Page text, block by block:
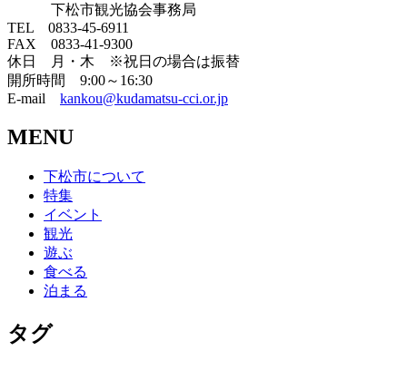
下松市観光協会事務局
TEL 0833-45-6911
FAX 0833-41-9300
休日 月・木 ※祝日の場合は振替
開所時間 9:00～16:30
E-mail kankou@kudamatsu-cci.or.jp
MENU
下松市について
特集
イベント
観光
遊ぶ
食べる
泊まる
タグ